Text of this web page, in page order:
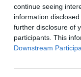
continue seeing
information
further disclosure of
participants. This
Downstream